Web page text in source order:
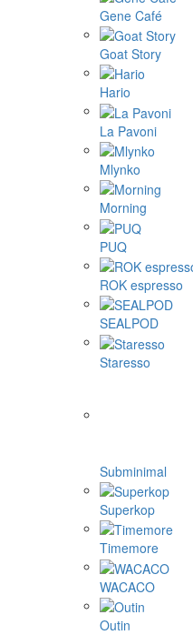
Gene Café
Goat Story
Hario
La Pavoni
Mlynko
Morning
PUQ
ROK espresso
SEALPOD
Staresso
Subminimal
Superkop
Timemore
WACACO
Outin